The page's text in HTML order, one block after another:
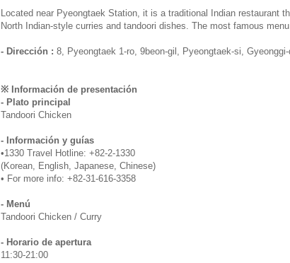
Located near Pyeongtaek Station, it is a traditional Indian restaurant
North Indian-style curries and tandoori dishes. The most famous
- Dirección : 8, Pyeongtaek 1-ro, 9beon-gil, Pyeongtaek-si, Gyeonggi-
※ Información de presentación
- Plato principal
Tandoori Chicken
- Información y guías
•1330 Travel Hotline: +82-2-1330
(Korean, English, Japanese, Chinese)
• For more info: +82-31-616-3358
- Menú
Tandoori Chicken / Curry
- Horario de apertura
11:30-21:00